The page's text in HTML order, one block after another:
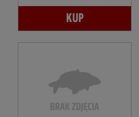
KUP